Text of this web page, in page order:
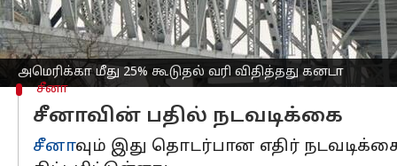
அமெரிக்கா மீது 25% கூடுதல் வரி விதித்தது கனடா
பில்லியன் கனடா டாலரை இலக்காகக்
சீனா
சீனாவின் பதில் நடவடிக்கை
சீனாவும் இது தொடர்பான எதிர்